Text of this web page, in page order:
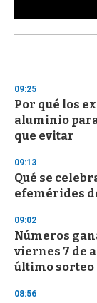
s
d
s
o
f
3
s
e
c
o
d
s
09:25
Por qué los
aluminio
que evitar
09:13
Qué se
efemérides
09:02
Números
viernes 7 de
último sorteo
08:56